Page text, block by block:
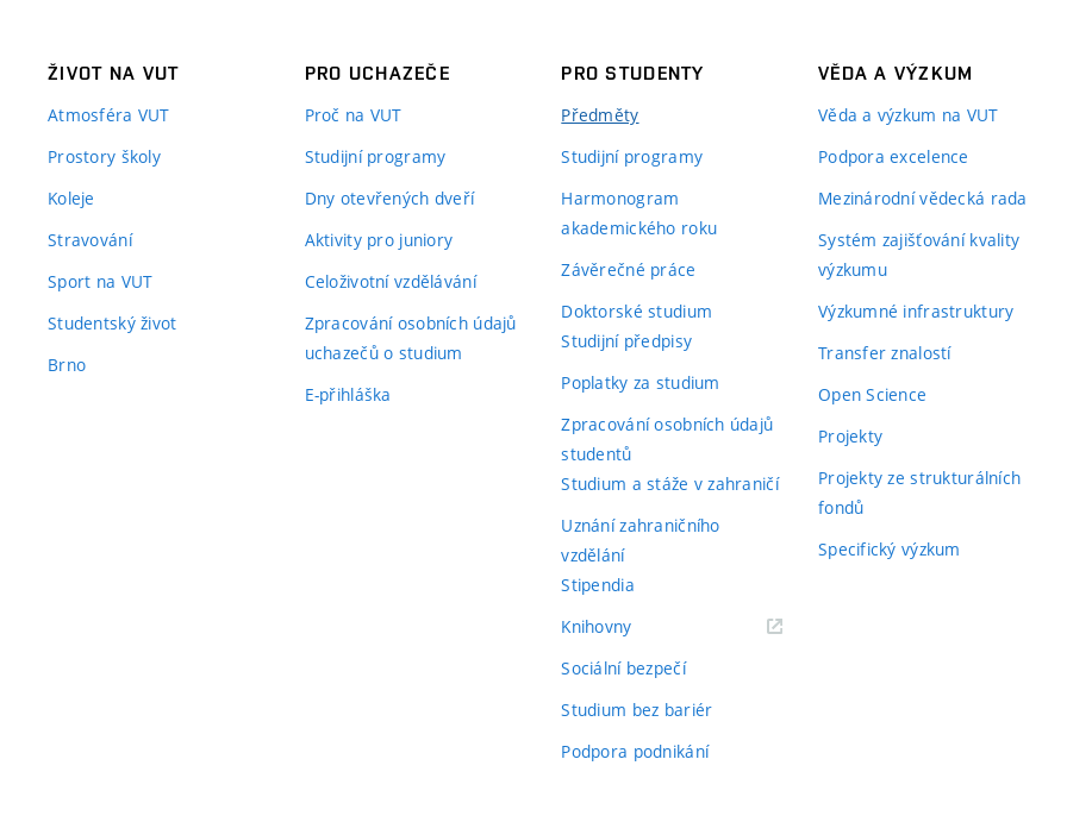
ŽIVOT NA VUT
Atmosféra VUT
Prostory školy
Koleje
Stravování
Sport na VUT
Studentský život
Brno
PRO UCHAZEČE
Proč na VUT
Studijní programy
Dny otevřených dveří
Aktivity pro juniory
Celoživotní vzdělávání
Zpracování osobních údajů
uchazečů o studium
E-přihláška
PRO STUDENTY
Předměty
Studijní programy
Harmonogram
akademického roku
Závěrečné práce
Doktorské studium
Studijní předpisy
Poplatky za studium
Zpracování osobních údajů
studentů
Studium a stáže v zahraničí
Uznání zahraničního
vzdělání
Stipendia
Knihovny(externí
Sociální bezpečí
Studium bez bariér
Podpora podnikání
VĚDA A VÝZKUM
Věda a výzkum na VUT
Podpora excelence
Mezinárodní vědecká rada
Systém zajišťování kvality
výzkumu
Výzkumné infrastruktury
Transfer znalostí
Open Science
Projekty
Projekty ze strukturálních
fondů
Specifický výzkum